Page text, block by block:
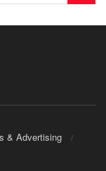
& Advertising